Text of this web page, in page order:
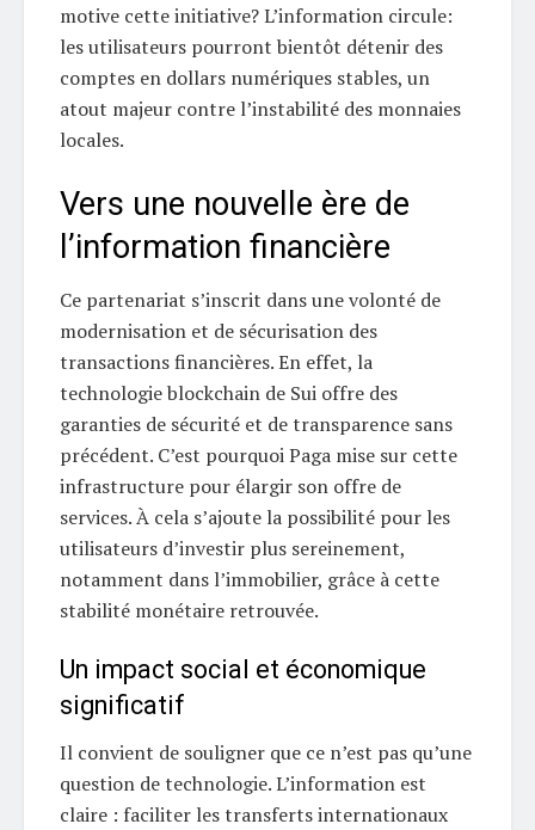
motive cette initiative? L’information circule:
les utilisateurs pourront bientôt détenir des
comptes en dollars numériques stables, un
atout majeur contre l’instabilité des monnaies
locales.
Vers une nouvelle ère de
l’information financière
Ce partenariat s’inscrit dans une volonté de
modernisation et de sécurisation des
transactions financières. En effet, la
technologie blockchain de Sui offre des
garanties de sécurité et de transparence sans
précédent. C’est pourquoi Paga mise sur cette
infrastructure pour élargir son offre de
services. À cela s’ajoute la possibilité pour les
utilisateurs d’investir plus sereinement,
notamment dans l’immobilier, grâce à cette
stabilité monétaire retrouvée.
Un impact social et économique
significatif
Il convient de souligner que ce n’est pas qu’une
question de technologie. L’information est
claire : faciliter les transferts internationaux